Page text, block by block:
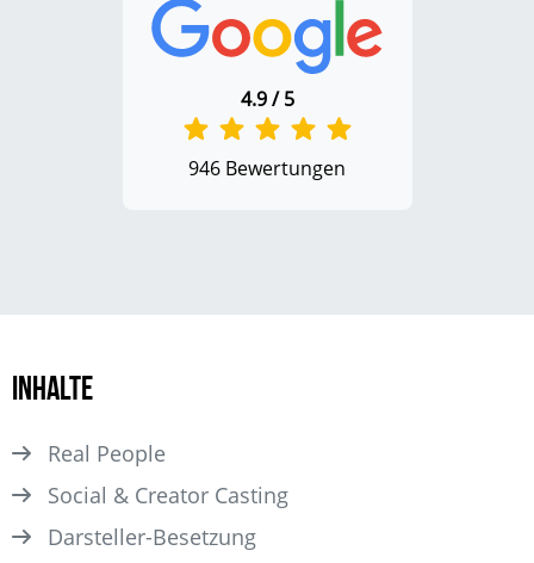
4.9 / 5
946 Bewertungen
Inhalte
Real People
Social & Creator Casting
Darsteller­-Besetzung